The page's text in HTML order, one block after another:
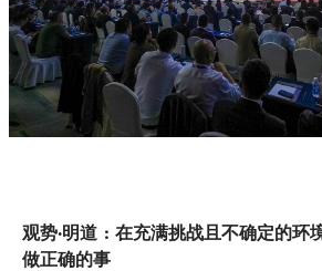
观势·明道：在充满挑战且不确定的环
做正确的事